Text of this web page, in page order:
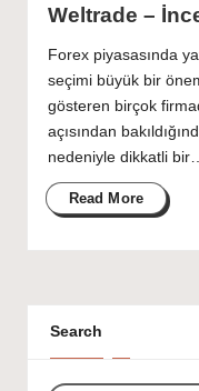
Weltrade –
Forex piyasasında
seçimi büyük bir
gösteren birçok
açısından
nedeniyle dikkatli
Read More
Search